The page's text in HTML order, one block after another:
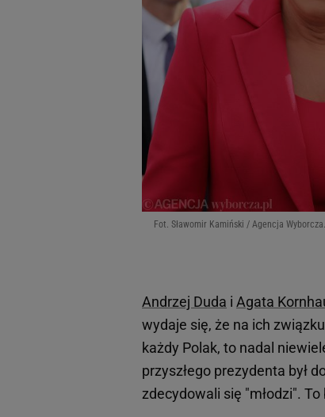
Fot. Sławomir Kamiński / Agencja
Andrzej Duda i Agata
wydaje się, że na ich
każdy Polak, to nadal
przyszłego prezydenta był
zdecydowali się "młodzi".